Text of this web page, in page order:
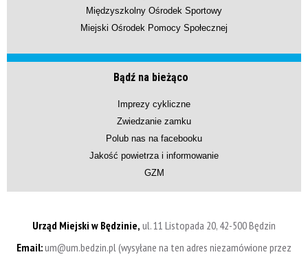
Międzyszkolny Ośrodek Sportowy
Miejski Ośrodek Pomocy Społecznej
Bądź na bieżąco
Imprezy cykliczne
Zwiedzanie zamku
Polub nas na facebooku
Jakość powietrza i informowanie
GZM
Urząd Miejski w Będzinie, ul. 11 Listopada 20, 42-500 Będzin
Email:um@um.bedzin.pl (wysyłane na ten adres niezamówione przez